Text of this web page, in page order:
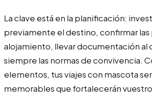
La clave está en la planificación:
previamente el destino, confirmar las
alojamiento, llevar documentación al
siempre las normas de convivencia.
elementos, tus viajes con mascota
memorables que fortalecerán